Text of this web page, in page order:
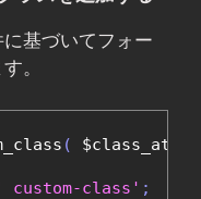
基づいてフォー
。
( $class_attr
custom-class' ;